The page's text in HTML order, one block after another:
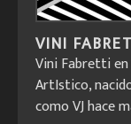
VINI
Vini Fabretti
ArtIstico,
como VJ hace